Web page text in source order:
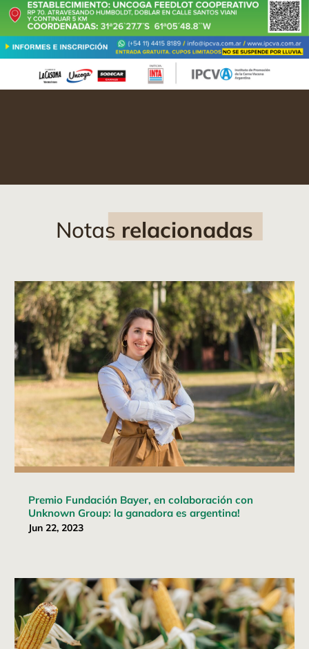
Notas relacionadas
Premio Fundación Bayer, en colaboración con
Unknown Group: la ganadora es argentina!
Jun 22, 2023